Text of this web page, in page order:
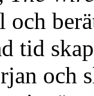
och
tid
och